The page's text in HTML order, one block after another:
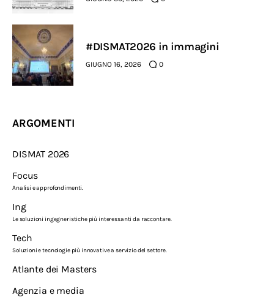
#DISMAT2026 in immagini
GIUGNO 16, 2026 0
ARGOMENTI
DISMAT 2026
Focus
Analisi e approfondimenti.
Ing
Le soluzioni ingegneristiche più interessanti da raccontare.
Tech
Soluzioni e tecnologie più innovative a servizio del settore.
Atlante dei Masters
Agenzia e media